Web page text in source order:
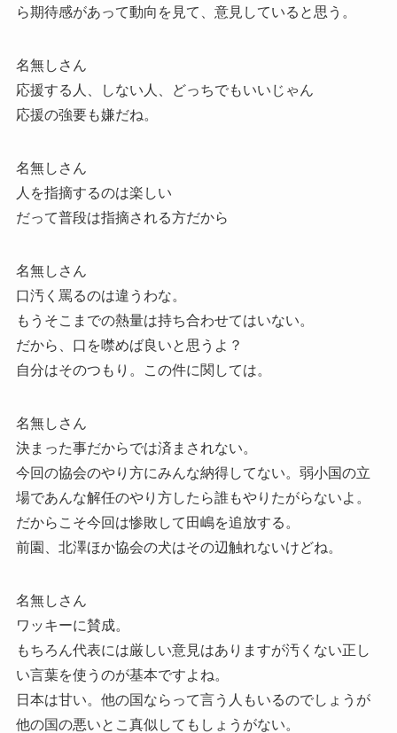
ら期待感があって動向を見て、意見していると思う。
名無しさん
応援する人、しない人、どっちでもいいじゃん
応援の強要も嫌だね。
名無しさん
人を指摘するのは楽しい
だって普段は指摘される方だから
名無しさん
口汚く罵るのは違うわな。
もうそこまでの熱量は持ち合わせてはいない。
だから、口を噤めば良いと思うよ？
自分はそのつもり。この件に関しては。
名無しさん
決まった事だからでは済まされない。
今回の協会のやり方にみんな納得してない。弱小国の立
場であんな解任のやり方したら誰もやりたがらないよ。
だからこそ今回は惨敗して田嶋を追放する。
前園、北澤ほか協会の犬はその辺触れないけどね。
名無しさん
ワッキーに賛成。
もちろん代表には厳しい意見はありますが汚くない正し
い言葉を使うのが基本ですよね。
日本は甘い。他の国ならって言う人もいるのでしょうが
他の国の悪いとこ真似してもしょうがない。